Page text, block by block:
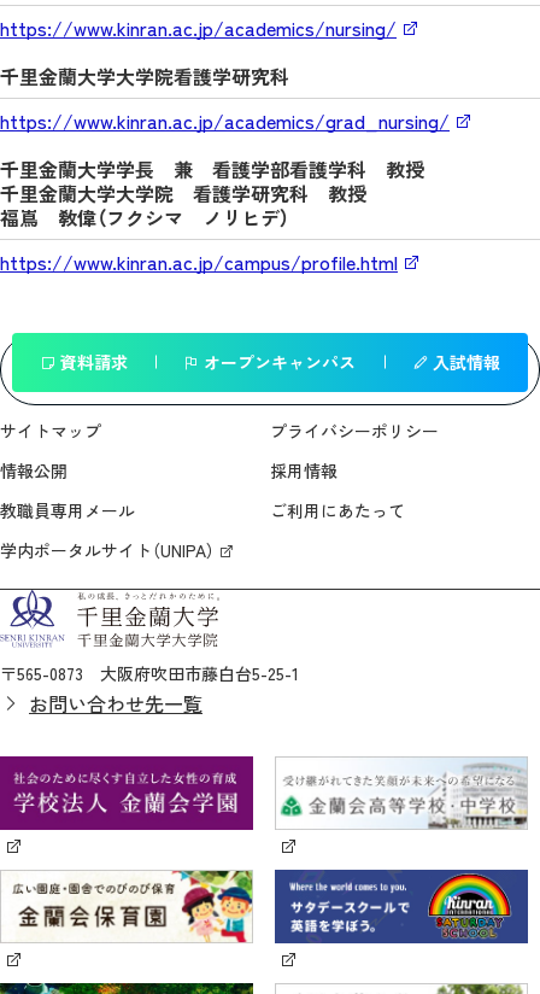
https://www.kinran.ac.jp/academics/nursing/
千里金蘭大学大学院看護学研究科
https://www.kinran.ac.jp/academics/grad_nursing/
千里金蘭大学学長 兼 看護学部看護学科 教授
千里金蘭大学大学院 看護学研究科 教授
福嶌 敎偉（フクシマ ノリヒデ）
https://www.kinran.ac.jp/campus/profile.html
一覧へ戻る
資料請求 オープンキャンパス 入試情報
サイトマップ
プライバシーポリシー
情報公開
採用情報
教職員専用メール
ご利用にあたって
学内ポータルサイト（UNIPA）
〒565-0873 大阪府吹田市藤白台5-25-1
お問い合わせ先一覧